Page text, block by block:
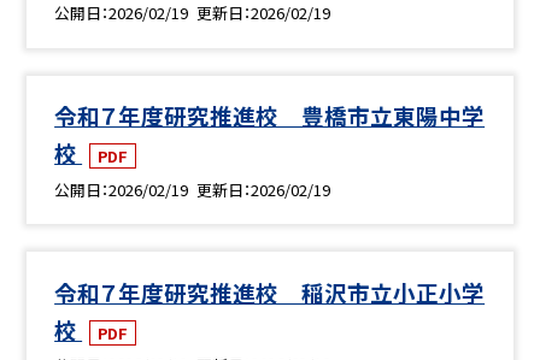
公開日 2026/02/19 更新日 2026/02/19
令和７年度研究推進校 豊橋市立東陽中学
校
PDF
公開日 2026/02/19 更新日 2026/02/19
令和７年度研究推進校 稲沢市立小正小学
校
PDF